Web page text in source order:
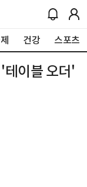
건강 스포츠
이블 오더'